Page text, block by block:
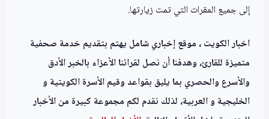
إلى جميع المقرات التي تمت زيارتها.
اخبار الكويت ، موقع إخباري شامل يهتم بتقديم خدمة صحفية
متميزة للقارئ، وهدفنا أن نصل لقرائنا الأعزاء بالخبر الأدق
والأسرع والحصري بما يليق بقواعد وقيم الأسرة الكويتية و
الخليجية و العربية، لذلك نقدم لكم مجموعة كبيرة من الأخبار